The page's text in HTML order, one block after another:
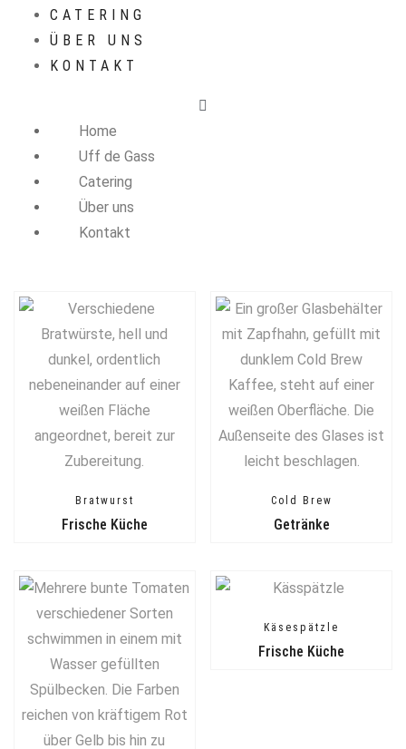
CATERING
ÜBER UNS
KONTAKT
Home
Uff de Gass
Catering
Über uns
Kontakt
Bratwurst
Frische Küche
Cold Brew
Getränke
Käsespätzle
Frische Küche